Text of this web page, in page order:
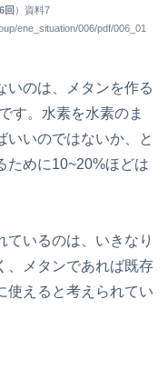
回 ）資料7
ene_situation/006/pdf/006_01
いのは、メタンを作る
す。水素を水素のま
いいのではないか、と
ために10~20%ほどは
ているのは、いきなり
、メタンであれば既存
使えると考えられてい